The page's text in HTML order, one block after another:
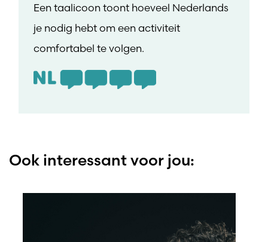
Een taalicoon toont hoeveel Nederlands
je nodig hebt om een activiteit
comfortabel te volgen.
Ook interessant voor jou: